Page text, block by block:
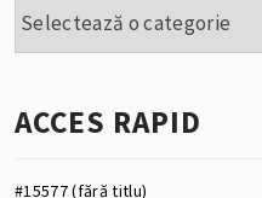
ACCES RAPID
#15577 (fără titlu)